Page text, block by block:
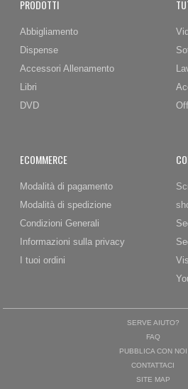
PRODOTTI
Abbigliamento
Dispense
Accessori Allenamento
Libri
DVD
ECOMMERCE
Modalità di pagamento
Modalità di spedizione
Condizioni Generali
Informazioni sulla privacy
I tuoi ordini
SERVE AIUTO?
FAQ
PUBBLICA CON NOI
CONTATTACI
SITE MAP